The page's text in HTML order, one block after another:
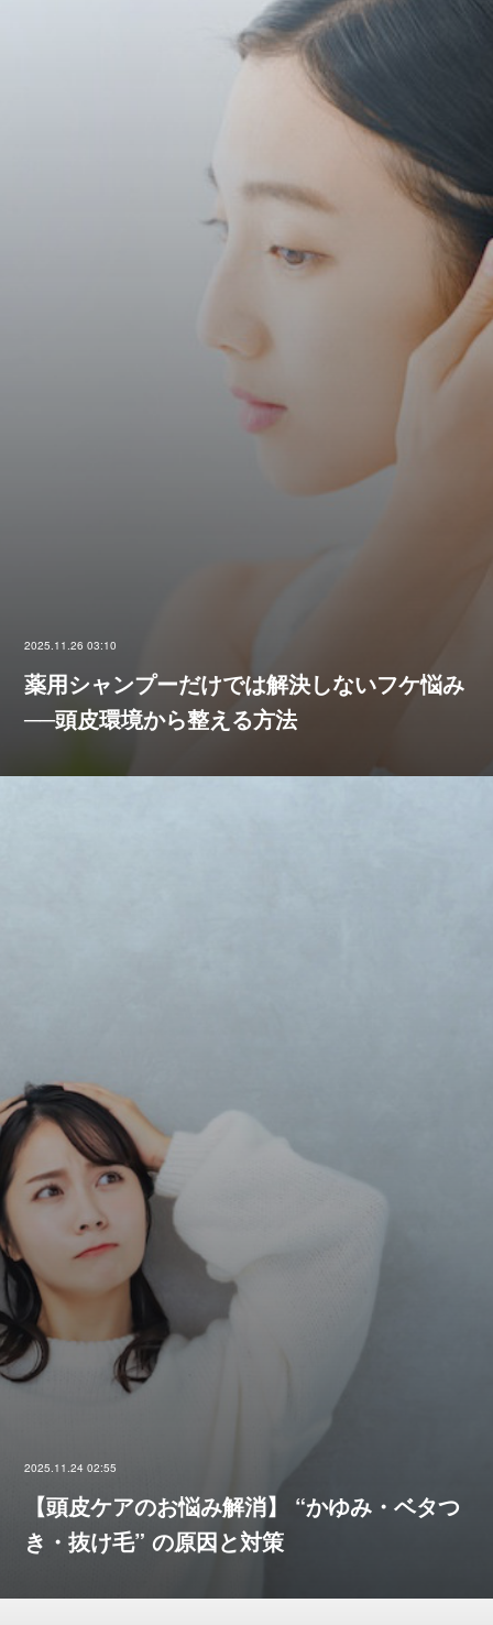
2025.11.26 03:10
薬用シャンプーだけでは解決しないフケ悩み
──頭皮環境から整える方法
2025.11.24 02:55
【頭皮ケアのお悩み解消】 “かゆみ・ベタつ
き・抜け毛” の原因と対策